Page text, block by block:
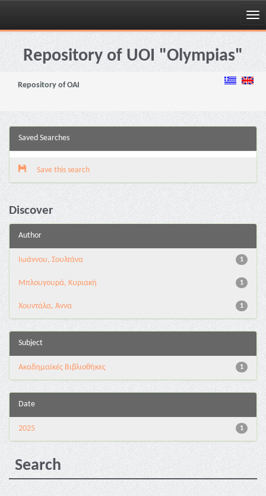
Skip
navigationRepository of UOI "Olympias"
Repository of OAI
Saved Searches
Save this search
Discover
Author
1
Ιωάννου, Σουλτάνα
1
Μπλουγουρά, Κυριακή
1
Χουντάλα, Άννα
Subject
1
Ακαδημαϊκές Βιβλιοθήκες
Date
1
2025
Search